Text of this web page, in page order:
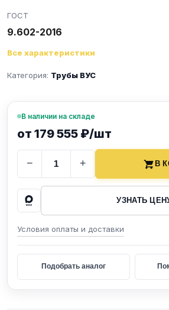
ГОСТ
9.602-2016
Все характеристики
Категория: Трубы ВУС
В наличии на складе
от 179 555 ₽/шт
− + В
УЗНАТЬ
Условия оплаты и доставки
Подобрать аналог